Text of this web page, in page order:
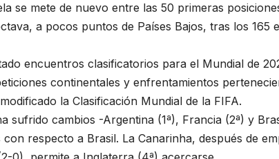
se mete de nuevo entre las 50 primeras
a pocos puntos de Países Bajos, tras los 165
encuentros clasificatorios para el Mundial de
continentales y enfrentamientos
la Clasificación Mundial de la FIFA.
sufrido cambios -Argentina (1ª), Francia (2ª) y
respecto a Brasil. La Canarinha, después de